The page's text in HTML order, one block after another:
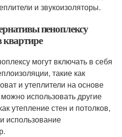
и звукоизоляторы.
пеноплексу
квартире
могут включать в себя
такие как
и утеплители на основе
использовать другие
утепление стен и потолков,
использование